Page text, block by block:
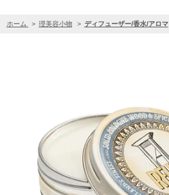
ホーム > 理美容小物 > ディフューザー/香水/アロマ